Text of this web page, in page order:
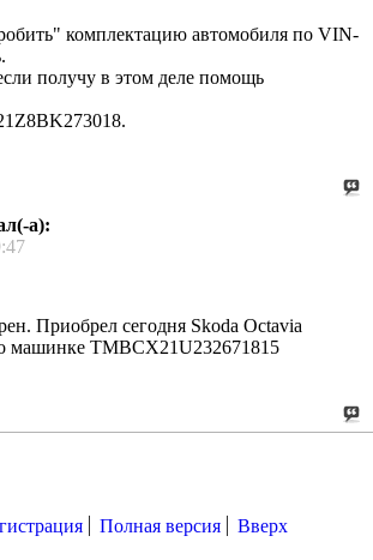
комплектацию автомобиля по VIN-
получу в этом деле помощь
а):
Приобрел сегодня Skoda Octavia
машинке TMBCX21U232671815
Полная версия Вверх